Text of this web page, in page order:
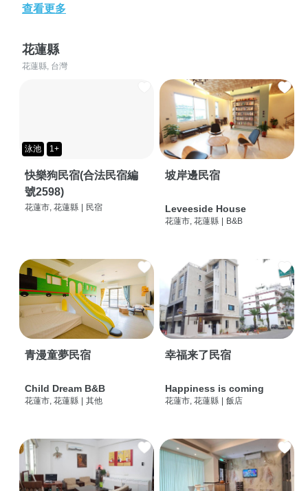
查看更多
花蓮縣
花蓮縣, 台灣
泳池 1+
快樂狗民宿(合法民宿編
號2598)
花蓮市, 花蓮縣 民宿
坡岸邊民宿
Leveeside House
花蓮市, 花蓮縣 B&B
青漫童夢民宿
Child Dream B&B
花蓮市, 花蓮縣 其他
幸福来了民宿
Happiness is coming
花蓮市, 花蓮縣 飯店